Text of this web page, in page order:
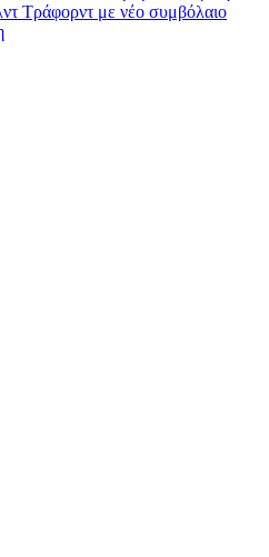
Τράφορντ με νέο συμβόλαιο